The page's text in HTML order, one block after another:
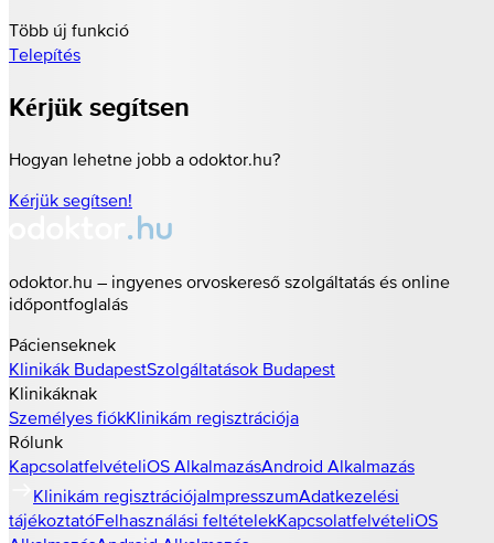
Több új funkció
Telepítés
Kérjük segítsen
Hogyan lehetne jobb a odoktor.hu?
Kérjük segítsen!
odoktor.hu – ingyenes orvoskereső szolgáltatás és online
időpontfoglalás
Pácienseknek
Klinikák BudapestSzolgáltatások Budapest
Klinikáknak
Személyes fiókKlinikám regisztrációja
Rólunk
KapcsolatfelvételiOS AlkalmazásAndroid Alkalmazás
Klinikám regisztrációjaImpresszumAdatkezelési
tájékoztatóFelhasználási feltételekKapcsolatfelvételiOS